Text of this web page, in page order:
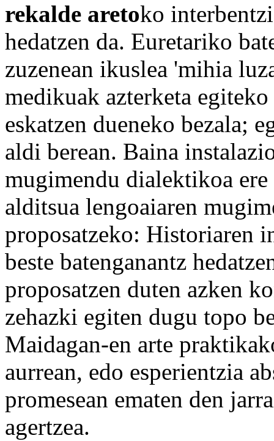
rekalde aretoko
hedatzen da. Euretariko
zuzenean ikuslea 'mihia
medikuak azterketa
eskatzen dueneko bezala;
aldi berean. Baina
mugimendu dialektikoa
alditsua lengoaiaren
proposatzeko: Historiaren
beste batenganantz
proposatzen duten azken
zehazki egiten dugu topo
Maidagan-en arte
aurrean, edo esperientzia
promesean ematen den
agertzea.